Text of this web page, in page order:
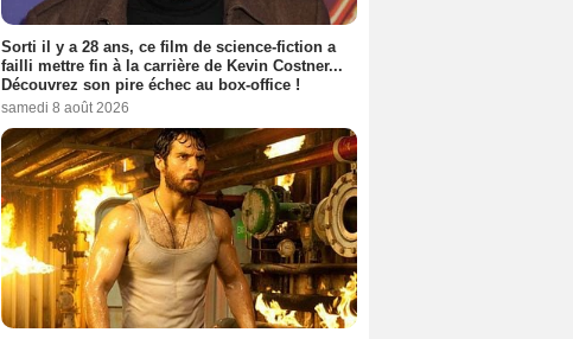
Sorti il y a 28 ans, ce film de science-fiction a
failli mettre fin à la carrière de Kevin Costner...
Découvrez son pire échec au box-office !
samedi 8 août 2026